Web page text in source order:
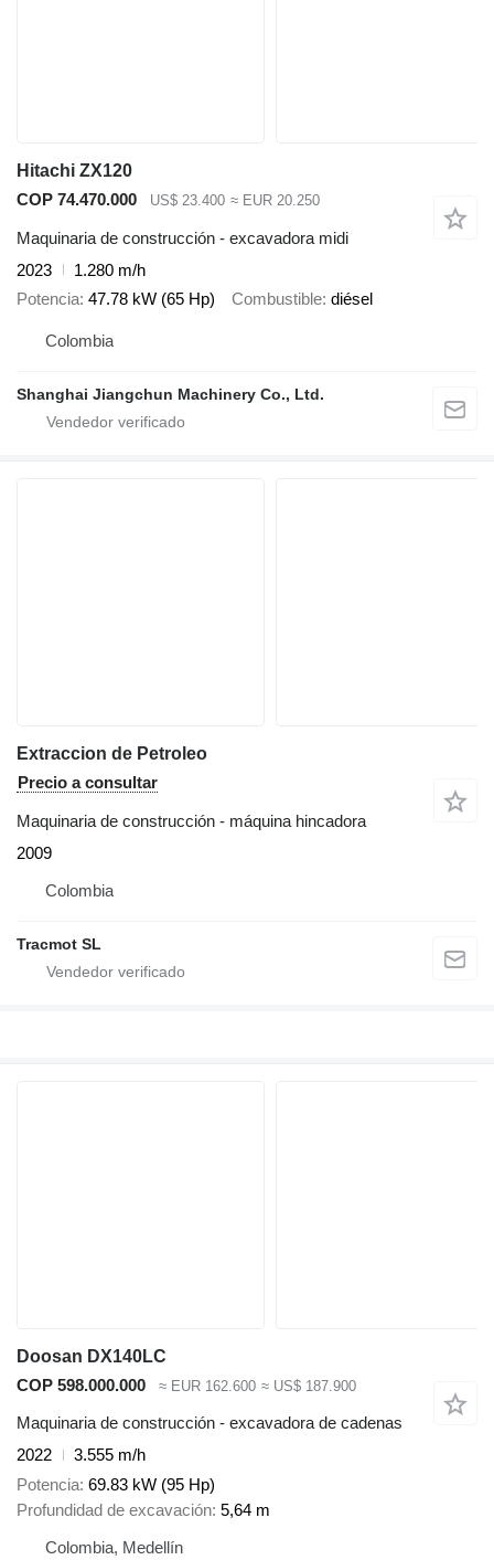
Hitachi ZX120
COP 74.470.000
US$ 23.400 ≈ EUR 20.250
Maquinaria de construcción - excavadora midi
2023
1.280 m/h
Potencia 47.78 kW (65 Hp) Combustible diésel
Colombia
Shanghai Jiangchun Machinery Co., Ltd.
Extraccion de Petroleo
Precio a consultar
Maquinaria de construcción - máquina hincadora
2009
Colombia
Tracmot SL
Doosan DX140LC
COP 598.000.000
≈ EUR 162.600 ≈ US$ 187.900
Maquinaria de construcción - excavadora de cadenas
2022
3.555 m/h
Potencia 69.83 kW (95 Hp)
Profundidad de excavación 5,64 m
Colombia, Medellín